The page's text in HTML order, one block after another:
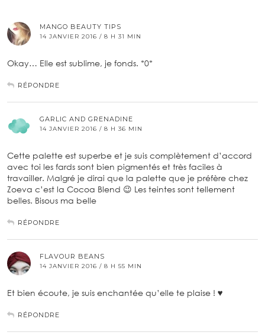
MANGO BEAUTY TIPS
14 JANVIER 2016 / 8 H 31 MIN
Okay… Elle est sublime, je fonds. *0*
RÉPONDRE
GARLIC AND GRENADINE
14 JANVIER 2016 / 8 H 36 MIN
Cette palette est superbe et je suis complètement d’accord
avec toi les fards sont bien pigmentés et très faciles à
travailler. Malgré je dirai que la palette que je préfère chez
Zoeva c’est la Cocoa Blend 😉 Les teintes sont tellement
belles. Bisous ma belle
RÉPONDRE
FLAVOUR BEANS
14 JANVIER 2016 / 8 H 55 MIN
Et bien écoute, je suis enchantée qu’elle te plaise ! ♥
RÉPONDRE